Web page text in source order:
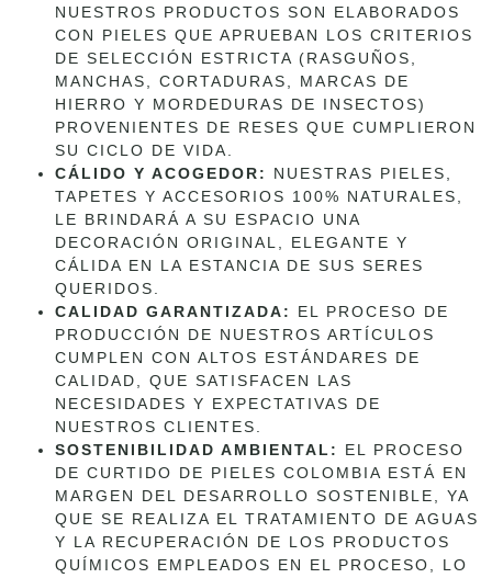
NUESTROS PRODUCTOS SON ELABORADOS
CON PIELES QUE APRUEBAN LOS CRITERIOS
DE SELECCIÓN ESTRICTA (RASGUÑOS,
MANCHAS, CORTADURAS, MARCAS DE
HIERRO Y MORDEDURAS DE INSECTOS)
PROVENIENTES DE RESES QUE CUMPLIERON
SU CICLO DE VIDA.
CÁLIDO Y ACOGEDOR:
NUESTRAS PIELES,
TAPETES Y ACCESORIOS 100% NATURALES,
LE BRINDARÁ A SU ESPACIO UNA
DECORACIÓN ORIGINAL, ELEGANTE Y
CÁLIDA EN LA ESTANCIA DE SUS SERES
QUERIDOS.
CALIDAD GARANTIZADA:
EL PROCESO DE
PRODUCCIÓN DE NUESTROS ARTÍCULOS
CUMPLEN CON ALTOS ESTÁNDARES DE
CALIDAD, QUE SATISFACEN LAS
NECESIDADES Y EXPECTATIVAS DE
NUESTROS CLIENTES.
SOSTENIBILIDAD AMBIENTAL:
EL PROCESO
DE CURTIDO DE PIELES COLOMBIA ESTÁ EN
MARGEN DEL DESARROLLO SOSTENIBLE, YA
QUE SE REALIZA EL TRATAMIENTO DE AGUAS
Y LA RECUPERACIÓN DE LOS PRODUCTOS
QUÍMICOS EMPLEADOS EN EL PROCESO, LO